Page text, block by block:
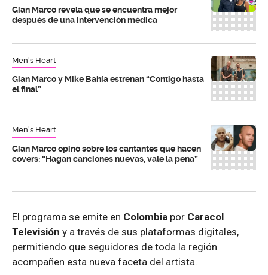
Gian Marco revela que se encuentra mejor
después de una intervención médica
Men's Heart
Gian Marco y Mike Bahía estrenan “Contigo hasta
el final”
Men's Heart
Gian Marco opinó sobre los cantantes que hacen
covers: “Hagan canciones nuevas, vale la pena”
El programa se emite en Colombia por Caracol
Televisión y a través de sus plataformas digitales,
permitiendo que seguidores de toda la región
acompañen esta nueva faceta del artista.